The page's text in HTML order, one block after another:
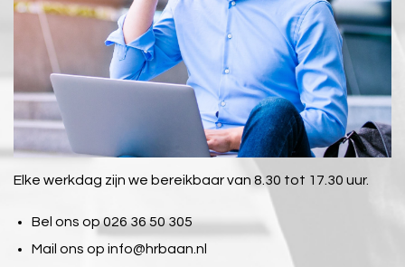
Elke werkdag zijn we bereikbaar van 8.30 tot 17.30 uur.
Bel ons op 026 36 50 305
Mail ons op info@hrbaan.nl